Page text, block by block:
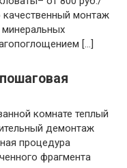
монтаж
[…]
комнате теплый
демонтаж
процедура
фрагмента